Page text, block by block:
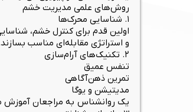
روش‌های علمی مدیریت خشم
۱. شناسایی محرک‌ها
اولین قدم برای کنترل خشم،
و استراتژی مقابله‌ای مناسب
۲. تکنیک‌های آرام‌سازی
تنفس عمیق
تمرین ذهن‌آگاهی
مدیتیشن و یوگا
یک روانشناس به مراجعان آموزش